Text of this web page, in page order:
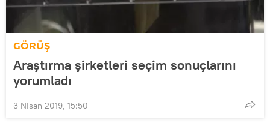
GÖRÜŞ
Araştırma şirketleri seçim sonuçlarını
yorumladı
3 Nisan 2019, 15:50